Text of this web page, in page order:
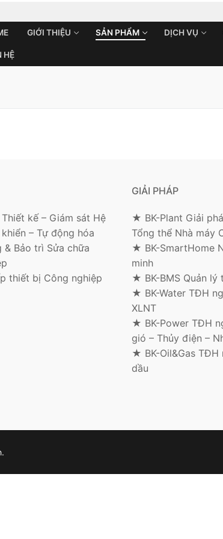
GIỚI THIỆU SẢN PHẨM DỊCH VỤ
HỆ
kế – Giám sát Hệ
– Tự động hóa
Bảo trì Sửa chữa
thiết bị Công nghiệp
GIẢI PHÁP
★ BK-Plant Giải
Tổng thể Nhà máy
★ BK-SmartHome
minh
★ BK-BMS Quản lý
★ BK-Water TĐH
XLNT
★ BK-Power TĐH
gió – Thủy điện –
★ BK-Oil&Gas TĐH
dầu